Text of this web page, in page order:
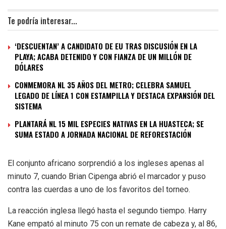
Te podría interesar...
‘DESCUENTAN’ A CANDIDATO DE EU TRAS DISCUSIÓN EN LA
PLAYA; ACABA DETENIDO Y CON FIANZA DE UN MILLÓN DE
DÓLARES
CONMEMORA NL 35 AÑOS DEL METRO; CELEBRA SAMUEL
LEGADO DE LÍNEA 1 CON ESTAMPILLA Y DESTACA EXPANSIÓN DEL
SISTEMA
PLANTARÁ NL 15 MIL ESPECIES NATIVAS EN LA HUASTECA; SE
SUMA ESTADO A JORNADA NACIONAL DE REFORESTACIÓN
El conjunto africano sorprendió a los ingleses apenas al
minuto 7, cuando Brian Cipenga abrió el marcador y puso
contra las cuerdas a uno de los favoritos del torneo.
La reacción inglesa llegó hasta el segundo tiempo. Harry
Kane empató al minuto 75 con un remate de cabeza y, al 86,